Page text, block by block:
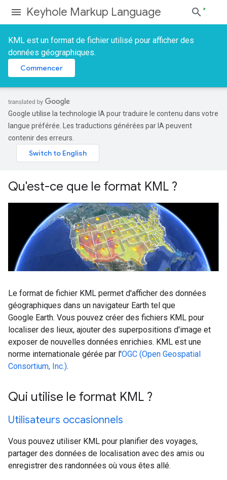
Keyhole Markup Language
KML est un format de fichier utilisé pour afficher des
données géographiques.
Commencer
Google utilise la technologie IA pour traduire le contenu dans votre
langue préférée. Les traductions générées par IA peuvent
contenir des erreurs.
Qu'est-ce que le format KML ?
Le format de fichier KML permet d'afficher des données
géographiques dans un navigateur Earth tel que
Google Earth. Vous pouvez créer des fichiers KML pour
localiser des lieux, ajouter des superpositions d'image et
exposer de nouvelles données enrichies. KML est une
norme internationale gérée par l'OGC (Open Geospatial
Consortium, Inc.).
Qui utilise le format KML ?
Utilisateurs occasionnels
Vous pouvez utiliser KML pour planifier des voyages,
partager des données de localisation avec des amis ou
enregistrer des randonnées où vous êtes allé.